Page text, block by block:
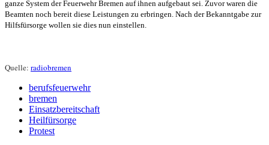
ganze System der Feuerwehr Bremen auf ihnen aufgebaut sei. Zuvor waren die
Beamten noch bereit diese Leistungen zu erbringen. Nach der Bekanntgabe zur
Hilfsfürsorge wollen sie dies nun einstellen.
Quelle: radiobremen
berufsfeuerwehr
bremen
Einsatzbereitschaft
Heilfürsorge
Protest